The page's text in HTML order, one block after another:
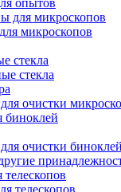
опытов
для микроскопов
микроскопов
стекла
стекла
очистки
биноклей
очистки биноклей
телескопов